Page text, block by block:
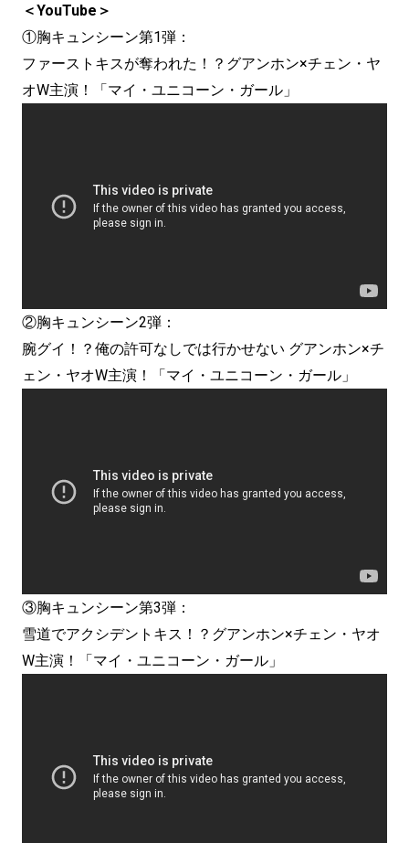
＜YouTube＞
①胸キュンシーン第1弾：
ファーストキスが奪われた！？グアンホン×チェン・ヤ
オW主演！「マイ・ユニコーン・ガール」
②胸キュンシーン2弾：
腕グイ！？俺の許可なしでは行かせない グアンホン×チ
ェン・ヤオW主演！「マイ・ユニコーン・ガール」
③胸キュンシーン第3弾：
雪道でアクシデントキス！？グアンホン×チェン・ヤオ
W主演！「マイ・ユニコーン・ガール」